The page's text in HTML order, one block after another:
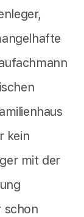
kein
mit der
schon